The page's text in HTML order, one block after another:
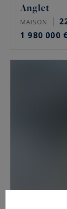
Anglet
MAISON
1 980 000 €